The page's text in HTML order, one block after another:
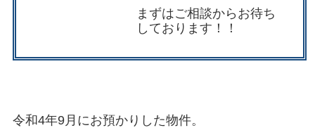
まずはご相談からお待ち
しております！！
令和4年9月にお預かりした物件。